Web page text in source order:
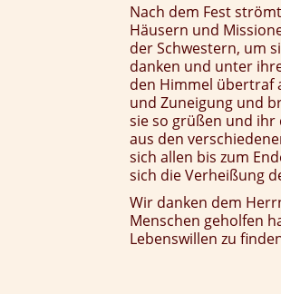
Nach dem Fest
Häusern und
der Schwestern, um
danken und unter
den Himmel übertraf
und Zuneigung und
sie so grüßen und ihr
aus den
sich allen bis zum
sich die Verheißung
Wir danken dem
Menschen geholfen
Lebenswillen zu